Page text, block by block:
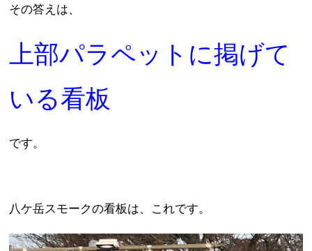
その答えは、
上部パラペットに掲げて
いる看板
です。
八ケ岳スモークの看板は、これです。